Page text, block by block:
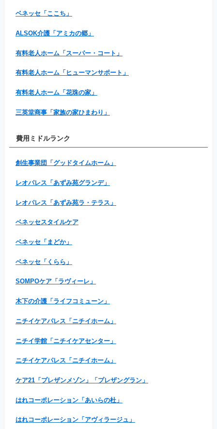
ベネッセ「ここち」
ALSOK介護「アミカの郷」
有料老人ホーム「スーパー・コート」
有料老人ホーム「ヒューマンサポート」
有料老人ホーム「花珠の家」
三英堂商事「家族の家ひまわり」
費用ミドルランク
創生事業団「グッドタイムホーム」
レオパレス「あずみ苑グランデ」
レオパレス「あずみ苑ラ・テラス」
ベネッセスタイルケア
ベネッセ「まどか」
ベネッセ「くらら」
SOMPOケア「ラヴィーレ」
木下の介護「ライフコミューン」
ニチイケアパレス「ニチイホーム」
ニチイ学館「ニチイケアセンター」
ニチイケアパレス「ニチイホーム」
ケア21「プレザンメゾン」「プレザングラン」
はれコーポレーション「あいらの杜」
はれコーポレーション「アヴィラージュ」